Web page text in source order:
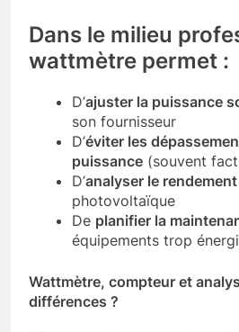
Dans le milieu
wattmètre permet :
D’ajuster la puissance
son fournisseur
D’éviter les
puissance (souvent
D’analyser le rendement
photovoltaïque
De planifier la
équipements trop
Wattmètre, compteur et
différences ?